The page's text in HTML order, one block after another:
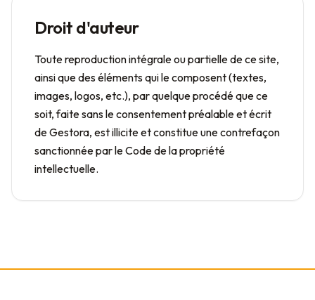
Droit d'auteur
Toute reproduction intégrale ou partielle de ce site,
ainsi que des éléments qui le composent (textes,
images, logos, etc.), par quelque procédé que ce
soit, faite sans le consentement préalable et écrit
de Gestora, est illicite et constitue une contrefaçon
sanctionnée par le Code de la propriété
intellectuelle.